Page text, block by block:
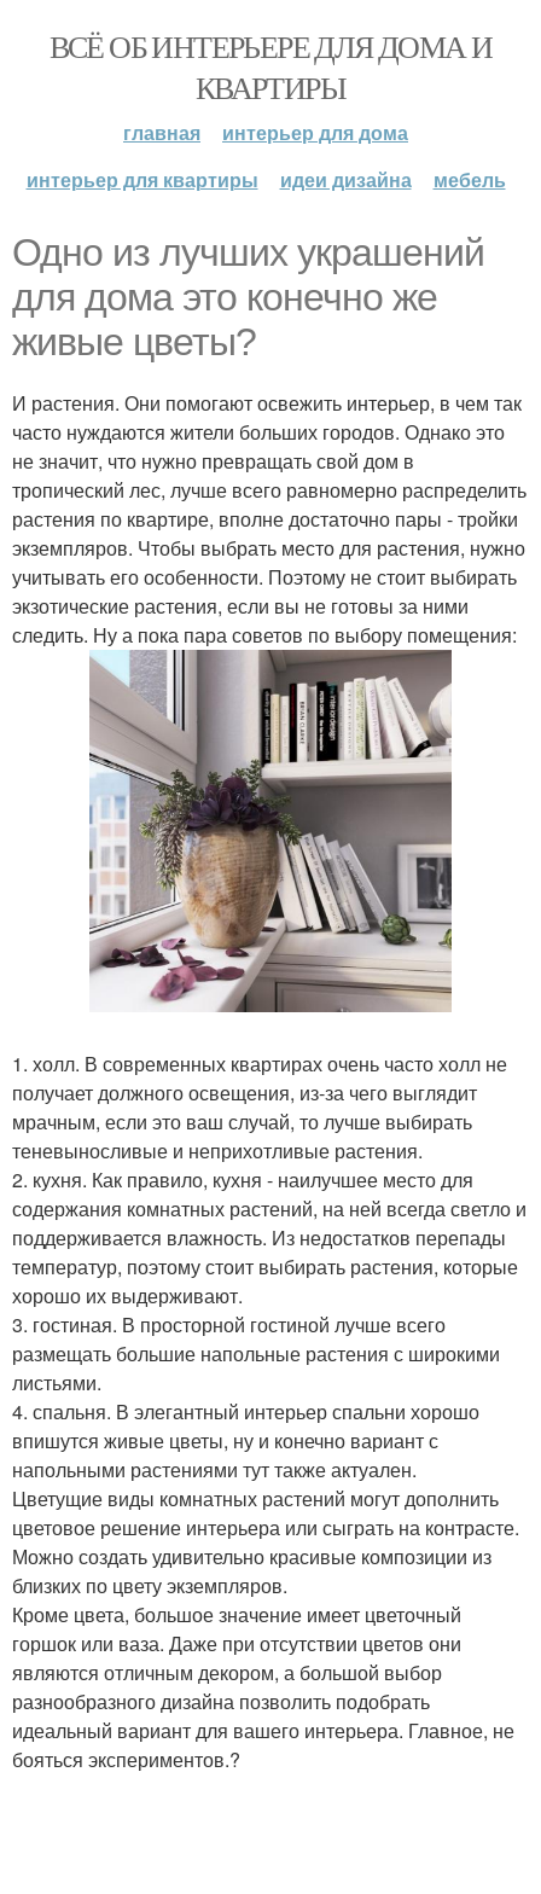
ВСЁ ОБ ИНТЕРЬЕРЕ ДЛЯ ДОМА И
КВАРТИРЫ
главная
интерьер для дома
интерьер для квартиры
идеи дизайна мебель
Одно из лучших украшений
для дома это конечно же
живые цветы?
И растения. Они помогают освежить интерьер, в чем так
часто нуждаются жители больших городов. Однако это
не значит, что нужно превращать свой дом в
тропический лес, лучше всего равномерно распределить
растения по квартире, вполне достаточно пары - тройки
экземпляров. Чтобы выбрать место для растения, нужно
учитывать его особенности. Поэтому не стоит выбирать
экзотические растения, если вы не готовы за ними
следить. Ну а пока пара советов по выбору помещения:
1. холл. В современных квартирах очень часто холл не
получает должного освещения, из-за чего выглядит
мрачным, если это ваш случай, то лучше выбирать
теневыносливые и неприхотливые растения.
2. кухня. Как правило, кухня - наилучшее место для
содержания комнатных растений, на ней всегда светло и
поддерживается влажность. Из недостатков перепады
температур, поэтому стоит выбирать растения, которые
хорошо их выдерживают.
3. гостиная. В просторной гостиной лучше всего
размещать большие напольные растения с широкими
листьями.
4. спальня. В элегантный интерьер спальни хорошо
впишутся живые цветы, ну и конечно вариант с
напольными растениями тут также актуален.
Цветущие виды комнатных растений могут дополнить
цветовое решение интерьера или сыграть на контрасте.
Можно создать удивительно красивые композиции из
близких по цвету экземпляров.
Кроме цвета, большое значение имеет цветочный
горшок или ваза. Даже при отсутствии цветов они
являются отличным декором, а большой выбор
разнообразного дизайна позволить подобрать
идеальный вариант для вашего интерьера. Главное, не
бояться экспериментов.?